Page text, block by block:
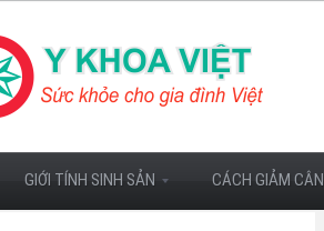
GIỚI TÍNH SINH SẢN CÁCH GIẢM CÂN